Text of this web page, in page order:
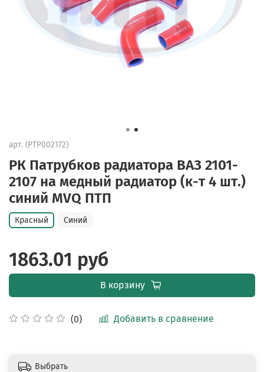
арт. (PTP002172)
РК Патрубков радиатора ВАЗ 2101-
2107 на медный радиатор (к-т 4 шт.)
синий MVQ ПТП
(0) Добавить в сравнение
Красный Синий
1863.01 руб
В корзину
Выбрать